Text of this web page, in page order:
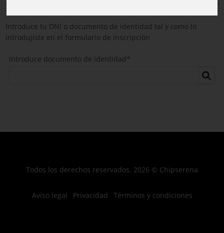
Introduce tu DNI o documento de identidad tal y como lo
introdujiste en el formulario de inscripción
Introduce documento de identidad*
Todos los derechos reservados. 2026 © Chipserena
Aviso legal Privacidad Términos y condiciones